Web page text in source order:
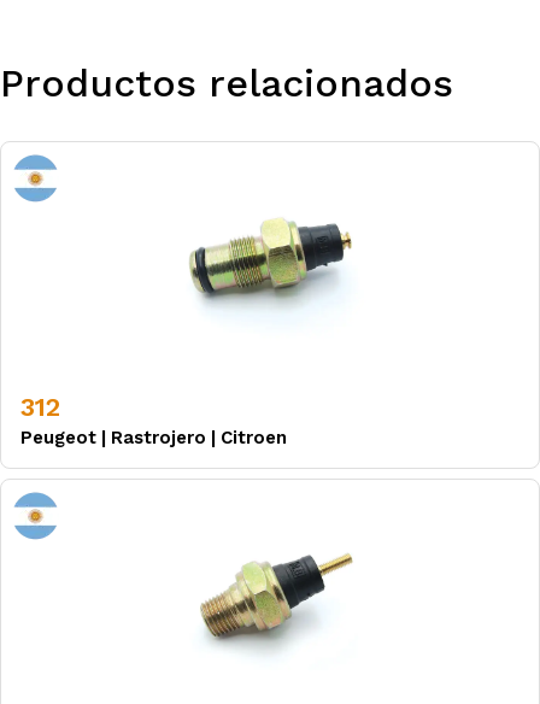
Productos relacionados
312
Peugeot | Rastrojero | Citroen